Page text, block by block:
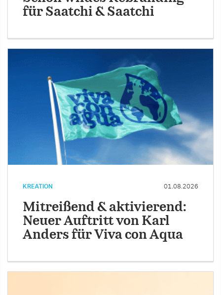
für Saatchi & Saatchi
KREATION 01.08.2026
Mitreißend & aktivierend:
Neuer Auftritt von Karl
Anders für Viva con Aqua